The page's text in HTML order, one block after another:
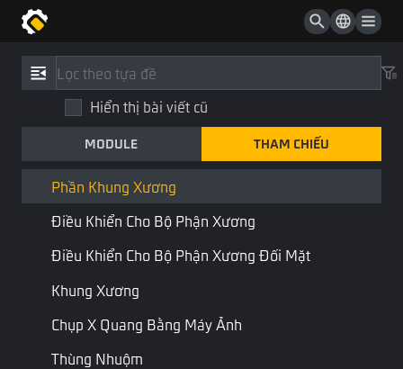
Hiển thị bài viết cũ
MODULE THAM CHIẾU
Thành Phần Thực Thể Minimap
Thành Phần Thực Thể Biểu Tượng Minimap
Thành Phần Thực Thể Pixel Minimap
Phần Khung Xương
Điều Khiển Cho Bộ Phận Xương
Điều Khiển Cho Bộ Phận Xương Đối Mặt
Khung Xương
Chụp X Quang Bằng Máy Ảnh
Thùng Nhuộm
Tham Chiếu / Loại
Phần khung xương
SkeletonPart
Thư viện STD Thành phần
Kết hợp: Kiểu thực thể
Các nút phần riêng lẻ trong một bộ xương
Thuộc tính